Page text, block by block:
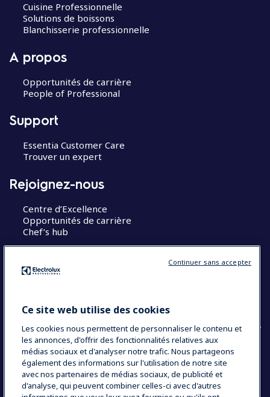
Cuisine Professionnelle
Solutions de boissons
Blanchisserie professionnelle
A propos
Opportunités de carrière
People of Professional
Support
Essentia Customer Care
Trouver un expert
Rejoignez-nous
Centre d’Excellence
Opportunités de carrière
Chef’s hub
COUNTRY AND LANGUAGE
VOTRE SÉLECTION : FRANCE
Ce site web utilise des cookies
Les cookies nous permettent de personnaliser le contenu et
les annonces, d'offrir des fonctionnalités relatives aux
médias sociaux et d'analyser notre trafic. Nous partageons
également des informations sur l'utilisation de notre site
avec nos partenaires de médias sociaux, de publicité et
d'analyse, qui peuvent combiner celles-ci avec d'autres
Continuer sans accepter